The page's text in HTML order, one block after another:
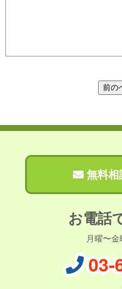
無料
お電話
月曜〜
03-